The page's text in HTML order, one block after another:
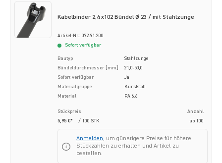
Kabelbinder 2,4 x102 Bündel Ø 23 / mit Stahlzunge
Artikel-Nr.: 072.91.200
Sofort verfügbar
Bautyp
Stahlzunge
Bündeldurchmesser [mm]
21,0-50,0
Sofort verfügbar
Ja
Materialgruppe
Kunststoff
Material
PA 6.6
Stückpreis
Anzahl
5,95 €*
/ 100 STK ab 100
Anmelden, um günstigere Preise für höhere
Stückzahlen zu erhalten und Artikel zu
bestellen.